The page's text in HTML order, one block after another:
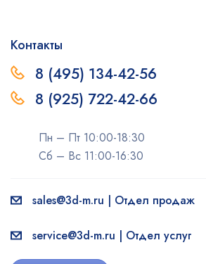
Контакты
8 (495) 134-42-56
8 (925) 722-42-66
Пн – Пт 10:00-18:30
Сб – Вс 11:00-16:30
sales@3d-m.ru | Отдел продаж
service@3d-m.ru | Отдел услуг